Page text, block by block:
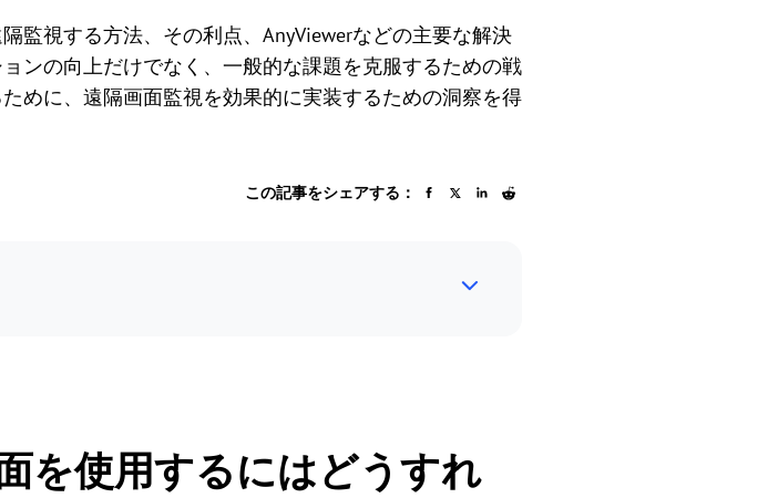
監視する方法、その利点、AnyViewerなどの主要な解決
ンの向上だけでなく、一般的な課題を克服するための戦
めに、遠隔画面監視を効果的に実装するための洞察を得
この記事をシェアする：
を使用するにはどうすれ